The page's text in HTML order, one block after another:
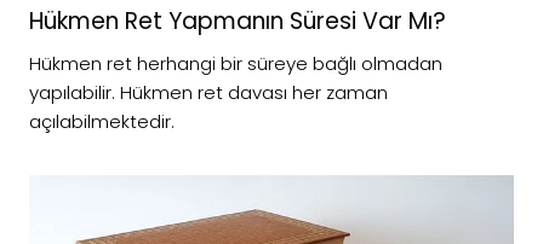
Hükmen Ret Yapmanın Süresi Var Mı?
Hükmen ret herhangi bir süreye bağlı olmadan
yapılabilir. Hükmen ret davası her zaman
açılabilmektedir.